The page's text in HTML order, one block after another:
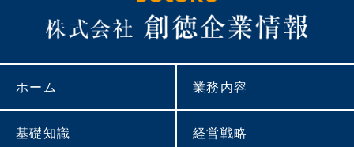
ホーム 業務内容
基礎知識 経営戦略